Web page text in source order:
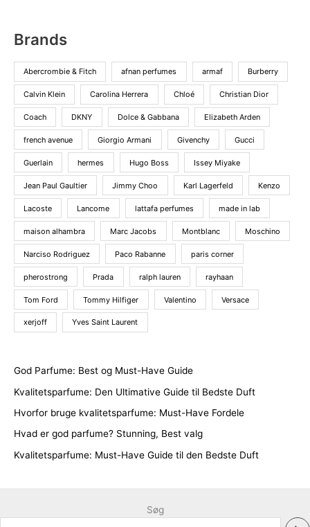
Brands
Abercrombie & Fitch afnan perfumes armaf Burberry
Calvin Klein Carolina Herrera Chloé Christian Dior
Coach DKNY Dolce & Gabbana Elizabeth Arden
french avenue Giorgio Armani Givenchy Gucci
Guerlain hermes Hugo Boss Issey Miyake
Jean Paul Gaultier Jimmy Choo Karl Lagerfeld Kenzo
Lacoste Lancome lattafa perfumes made in lab
maison alhambra Marc Jacobs Montblanc Moschino
Narciso Rodriguez Paco Rabanne paris corner
pherostrong Prada ralph lauren rayhaan
Tom Ford Tommy Hilfiger Valentino Versace
xerjoff Yves Saint Laurent
God Parfume: Best og Must-Have Guide
Kvalitetsparfume: Den Ultimative Guide til Bedste Duft
Hvorfor bruge kvalitetsparfume: Must-Have Fordele
Hvad er god parfume? Stunning, Best valg
Kvalitetsparfume: Must-Have Guide til den Bedste Duft
Søg